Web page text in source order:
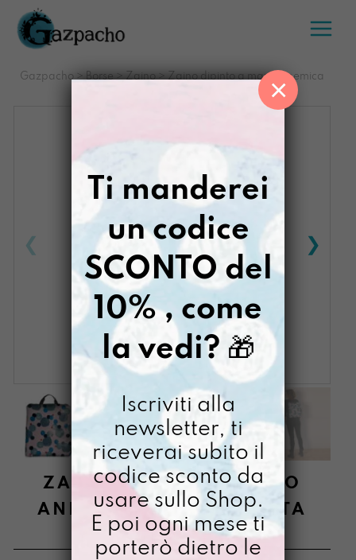
Salta
contenuto
Gazpacho > Borse > Zaino > Zaino dipinto a mano Anemica
ZAINO DIPINTO A MANO
ANEMICA APPASSIONATA
€95,00
Ti manderei
un codice
SCONTO del
10% , come
la vedi? 🎁
Iscriviti alla
newsletter, ti
riceverai subito il
codice sconto da
usare sullo Shop.
E poi ogni mese ti
porterò dietro le
×